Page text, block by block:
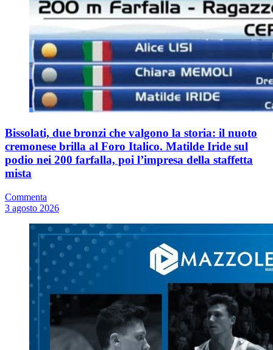
Bissolati, due bronzi che valgono la storia: il nuoto
cremonese brilla al Foro Italico. Matilde Iride sul
podio nei 200 farfalla, poi l’impresa della staffetta
mista
Commenta
3 agosto 2026